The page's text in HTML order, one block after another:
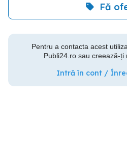
Fă
Pentru a contacta acest
Publi24.ro sau creează-ți
Intră în cont /